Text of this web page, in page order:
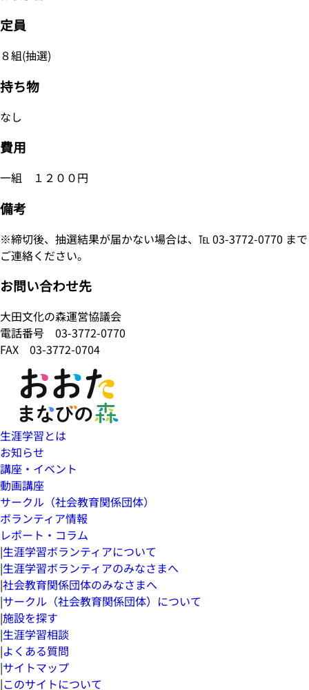
定員
８組(抽選)
持ち物
なし
費用
一組 １２００円
備考
※締切後、抽選結果が届かない場合は、℡ 03-3772-0770 まで
ご連絡ください。
お問い合わせ先
大田文化の森運営協議会
電話番号 03-3772-0770
FAX 03-3772-0704
生涯学習とは
お知らせ
講座・イベント
動画講座
サークル（社会教育関係団体）
ボランティア情報
レポート・コラム
|生涯学習ボランティアについて
|生涯学習ボランティアのみなさまへ
|社会教育関係団体のみなさまへ
|サークル（社会教育関係団体）について
|施設を探す
|生涯学習相談
|よくある質問
|サイトマップ
|このサイトについて